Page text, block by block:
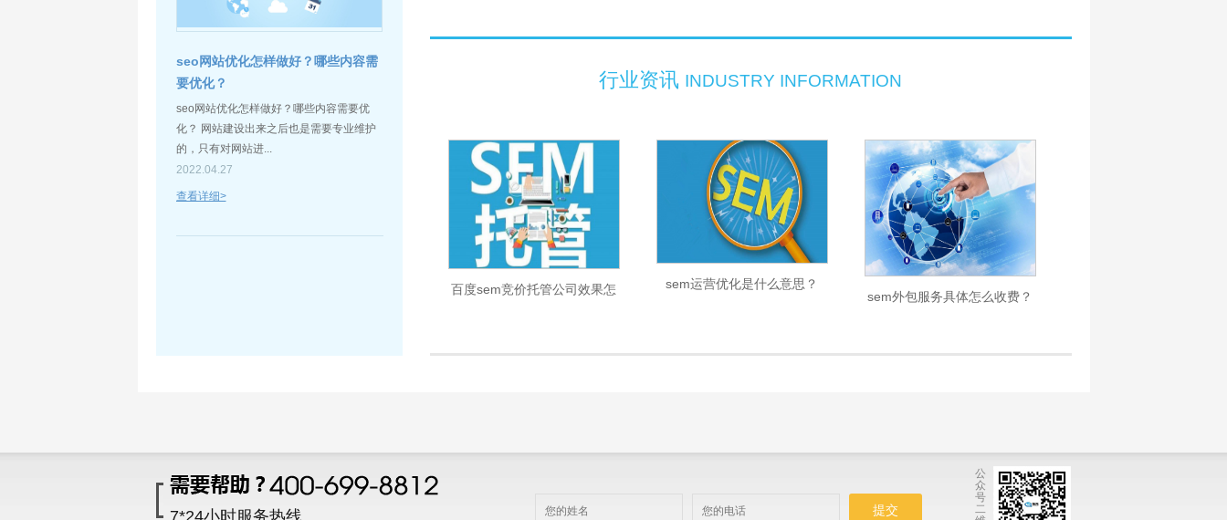
seo网站优化怎样做好？哪些内容需
要优化？
seo网站优化怎样做好？哪些内容需要优
化？ 网站建设出来之后也是需要专业维护
的，只有对网站进...
2022.04.27
查看详细>
行业资讯 INDUSTRY INFORMATION
百度sem竞价托管公司效果怎
sem运营优化是什么意思？
sem外包服务具体怎么收费？
7*24小时服务热线
公
众
号
二